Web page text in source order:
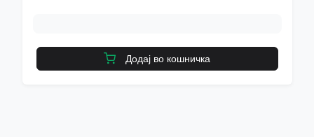
Додај во кошничка